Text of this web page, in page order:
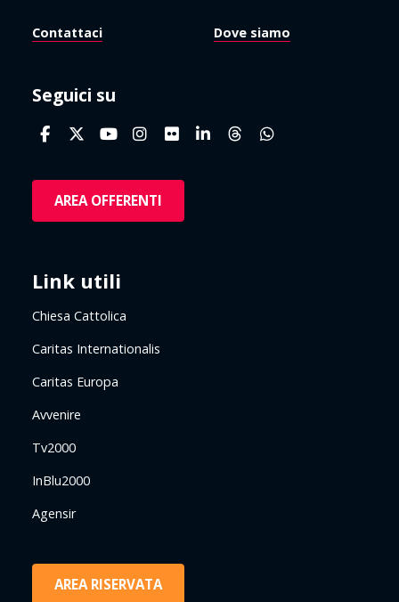
Contattaci Dove siamo
Seguici su
AREA OFFERENTI
Link utili
Chiesa Cattolica
Caritas Internationalis
Caritas Europa
Avvenire
Tv2000
InBlu2000
Agensir
AREA RISERVATA